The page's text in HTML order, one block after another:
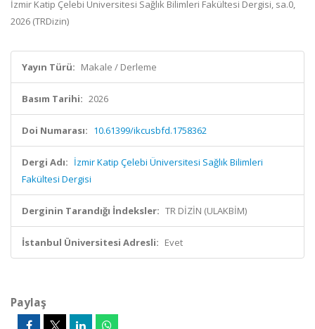
İzmir Katip Çelebi Üniversitesi Sağlık Bilimleri Fakültesi Dergisi, sa.0,
2026 (TRDizin)
Yayın Türü: Makale / Derleme
Basım Tarihi: 2026
Doi Numarası: 10.61399/ikcusbfd.1758362
Dergi Adı: İzmir Katip Çelebi Üniversitesi Sağlık Bilimleri
Fakültesi Dergisi
Derginin Tarandığı İndeksler: TR DİZİN (ULAKBİM)
İstanbul Üniversitesi Adresli: Evet
Paylaş